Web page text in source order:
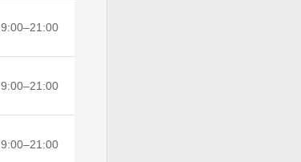
9:00–21:00
9:00–21:00
9:00–21:00